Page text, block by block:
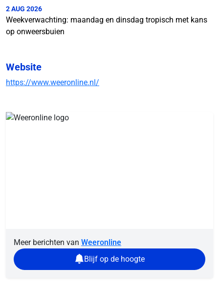
2 AUG 2026
Weekverwachting: maandag en dinsdag tropisch met kans
op onweersbuien
Website
https://www.weeronline.nl/
Meer berichten van Weeronline
Blijf op de hoogte